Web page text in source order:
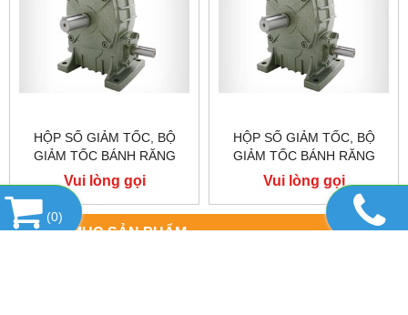
DANH MỤC SẢN PHẨM
HỘP SỐ GIẢM TỐC, BỘ
GIẢM TỐC BÁNH RĂNG
WPS155:WPS80 WPS120
WPS135 WPS147 WPS155
WPS175 WPS200 WPS250
Vui lòng gọi
HỘP SỐ GIẢM TỐC, BỘ
GIẢM TỐC BÁNH RĂNG
WPS147:WPS80 WPS120
WPS135 WPS147 WPS155
WPS175 WPS200 WPS250
Vui lòng gọi
(0)